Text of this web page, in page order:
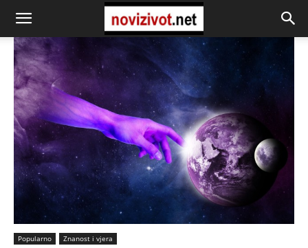
Popularno Znanost i vjera